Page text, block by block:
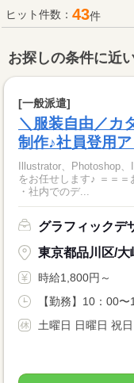
ヒット件数： 43件
お探しの条件に近
[一般派遣]
＼服装自由／カ
制作♪社員登用ア
Illustrator、Photoshop
をお任せします♪ ＝＝＝お仕事の内容＝＝＝ ・既存デザインの修正
・社内でのデ...
グラフィックデ
東京都品川区/大
時給1,800円～
【勤務】10：00
土曜日 日曜日 祝日